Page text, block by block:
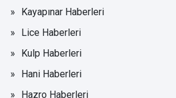
Kayapınar Haberleri
Lice Haberleri
Kulp Haberleri
Hani Haberleri
Hazro Haberleri